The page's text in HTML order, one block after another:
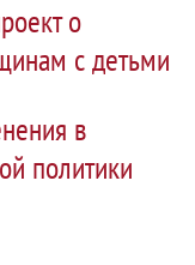
о
с детьми
в
политики